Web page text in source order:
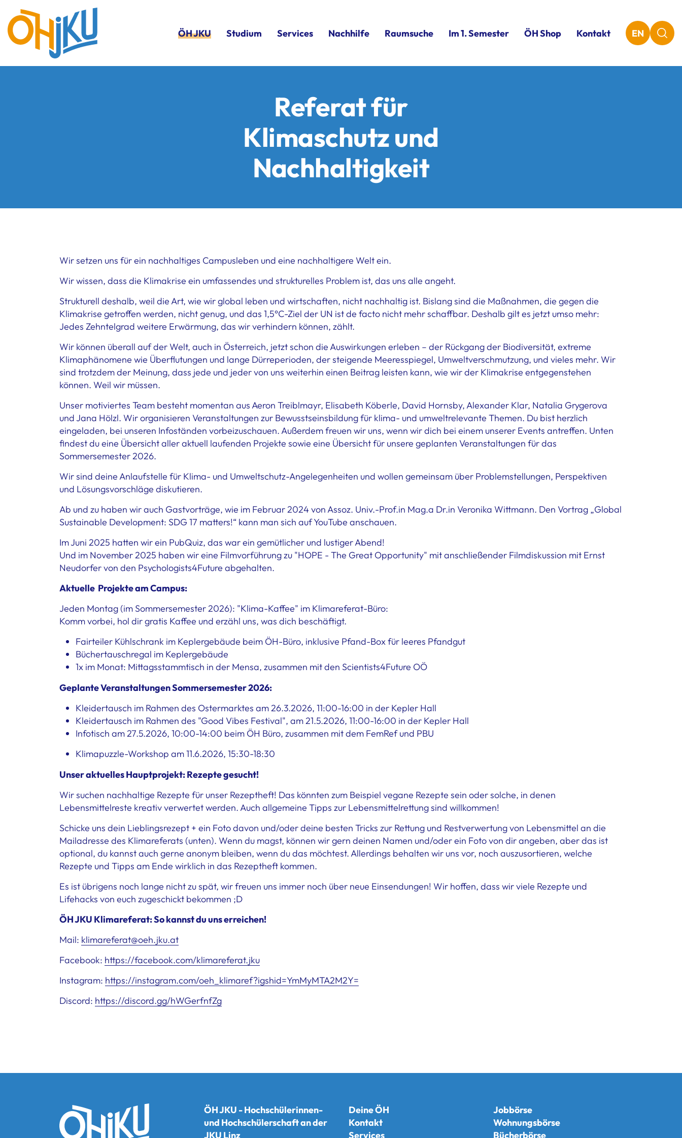
ÖH JKU Studium Services Nachhilfe Raumsuche Im 1. Semester ÖH Shop Kontakt EN
Referat für
Klimaschutz und
Nachhaltigkeit
Wir setzen uns für ein nachhaltiges Campusleben und eine nachhaltigere Welt ein.
Wir wissen, dass die Klimakrise ein umfassendes und strukturelles Problem ist, das uns alle angeht.
Strukturell deshalb, weil die Art, wie wir global leben und wirtschaften, nicht nachhaltig ist. Bislang sind die Maßnahmen, die gegen die
Klimakrise getroffen werden, nicht genug, und das 1,5°C-Ziel der UN ist de facto nicht mehr schaffbar. Deshalb gilt es jetzt umso mehr:
Jedes Zehntelgrad weitere Erwärmung, das wir verhindern können, zählt.
Wir können überall auf der Welt, auch in Österreich, jetzt schon die Auswirkungen erleben – der Rückgang der Biodiversität, extreme
Klimaphänomene wie Überflutungen und lange Dürreperioden, der steigende Meeresspiegel, Umweltverschmutzung, und vieles mehr. Wir
sind trotzdem der Meinung, dass jede und jeder von uns weiterhin einen Beitrag leisten kann, wie wir der Klimakrise entgegenstehen
können. Weil wir müssen.
Unser motiviertes Team besteht momentan aus Aeron Treiblmayr, Elisabeth Köberle, David Hornsby, Alexander Klar, Natalia Grygerova
und Jana Hölzl. Wir organisieren Veranstaltungen zur Bewusstseinsbildung für klima- und umweltrelevante Themen. Du bist herzlich
eingeladen, bei unseren Infoständen vorbeizuschauen. Außerdem freuen wir uns, wenn wir dich bei einem unserer Events antreffen. Unten
findest du eine Übersicht aller aktuell laufenden Projekte sowie eine Übersicht für unsere geplanten Veranstaltungen für das
Sommersemester 2026.
Wir sind deine Anlaufstelle für Klima- und Umweltschutz-Angelegenheiten und wollen gemeinsam über Problemstellungen, Perspektiven
und Lösungsvorschläge diskutieren.
Ab und zu haben wir auch Gastvorträge, wie im Februar 2024 von Assoz. Univ.-Prof.in Mag.a Dr.in Veronika Wittmann. Den Vortrag „Global
Sustainable Development: SDG 17 matters!“ kann man sich auf YouTube anschauen.
Im Juni 2025 hatten wir ein PubQuiz, das war ein gemütlicher und lustiger Abend!
Und im November 2025 haben wir eine Filmvorführung zu "HOPE - The Great Opportunity" mit anschließender Filmdiskussion mit Ernst
Neudorfer von den Psychologists4Future abgehalten.
Aktuelle Projekte am Campus:
Jeden Montag (im Sommersemester 2026): "Klima-Kaffee" im Klimareferat-Büro:
Komm vorbei, hol dir gratis Kaffee und erzähl uns, was dich beschäftigt.
Fairteiler Kühlschrank im Keplergebäude beim ÖH-Büro, inklusive Pfand-Box für leeres Pfandgut
Büchertauschregal im Keplergebäude
1x im Monat: Mittagsstammtisch in der Mensa, zusammen mit den Scientists4Future OÖ
Geplante Veranstaltungen Sommersemester 2026:
Kleidertausch im Rahmen des Ostermarktes am 26.3.2026, 11:00-16:00 in der Kepler Hall
Kleidertausch im Rahmen des "Good Vibes Festival", am 21.5.2026, 11:00-16:00 in der Kepler Hall
Infotisch am 27.5.2026, 10:00-14:00 beim ÖH Büro, zusammen mit dem FemRef und PBU
Klimapuzzle-Workshop am 11.6.2026, 15:30-18:30
Unser aktuelles Hauptprojekt: Rezepte gesucht!
Wir suchen nachhaltige Rezepte für unser Rezeptheft! Das könnten zum Beispiel vegane Rezepte sein oder solche, in denen
Lebensmittelreste kreativ verwertet werden. Auch allgemeine Tipps zur Lebensmittelrettung sind willkommen!
Schicke uns dein Lieblingsrezept + ein Foto davon und/oder deine besten Tricks zur Rettung und Restverwertung von Lebensmittel an die
Mailadresse des Klimareferats (unten). Wenn du magst, können wir gern deinen Namen und/oder ein Foto von dir angeben, aber das ist
optional, du kannst auch gerne anonym bleiben, wenn du das möchtest. Allerdings behalten wir uns vor, noch auszusortieren, welche
Rezepte und Tipps am Ende wirklich in das Rezeptheft kommen.
Es ist übrigens noch lange nicht zu spät, wir freuen uns immer noch über neue Einsendungen! Wir hoffen, dass wir viele Rezepte und
Lifehacks von euch zugeschickt bekommen ;D
ÖH JKU Klimareferat: So kannst du uns erreichen!
Mail: klimareferat@oeh.jku.at
Facebook: https://facebook.com/klimareferat.jku
Instagram: https://instagram.com/oeh_klimaref?igshid=YmMyMTA2M2Y=
Discord: https://discord.gg/hWGerfnfZg
ÖH JKU - Hochschülerinnen-
und Hochschülerschaft an der
JKU Linz
Deine ÖH
Kontakt
Services
Jobbörse
Wohnungsbörse
Bücherbörse